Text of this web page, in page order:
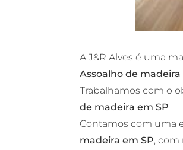
A J&R Alves é uma
Assoalho de madeira
Trabalhamos com o
de madeira em SP
Contamos com uma
madeira em SP, com